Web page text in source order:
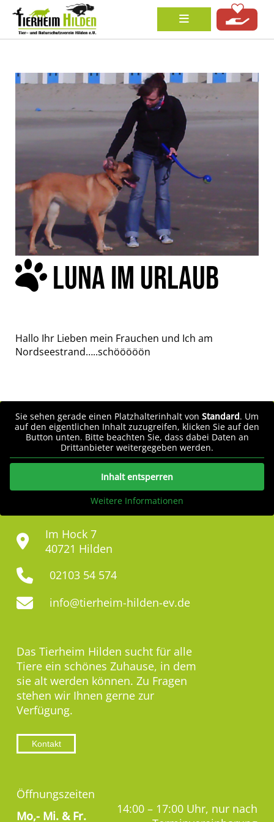
LUNA IM URLAUB
Hallo Ihr Lieben mein Frauchen und Ich am
Nordseestrand…..schööööön
Sie sehen gerade einen Platzhalterinhalt von Standard. Um
auf den eigentlichen Inhalt zuzugreifen, klicken Sie auf den
Button unten. Bitte beachten Sie, dass dabei Daten an
Drittanbieter weitergegeben werden.
Inhalt entsperren
Weitere Informationen
Im Hock 7
40721 Hilden
02103 54 574
info@tierheim-hilden-ev.de
Das Tierheim Hilden sucht für alle
Tiere ein schönes Zuhause, in dem
sie alt werden können. Zu Fragen
stehen wir Ihnen gerne zur
Verfügung.
Kontakt
Öffnungszeiten
Mo,- Mi. & Fr.
14:00 – 17:00 Uhr, nur nach